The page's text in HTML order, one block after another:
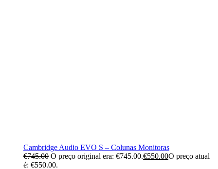
Cambridge Audio EVO S – Colunas Monitoras
€745.00 O preço original era: €745.00.€550.00O preço atual
é: €550.00.